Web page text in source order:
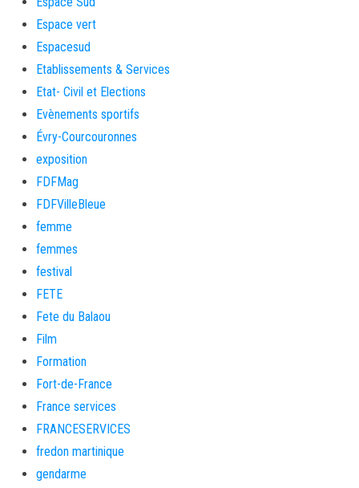
Espace vert
Espacesud
Etablissements & Services
Etat- Civil et Elections
Evènements sportifs
Évry-Courcouronnes
exposition
FDFMag
FDFVilleBleue
femme
femmes
festival
FETE
Fete du Balaou
Film
Formation
Fort-de-France
France services
FRANCESERVICES
fredon martinique
gendarme